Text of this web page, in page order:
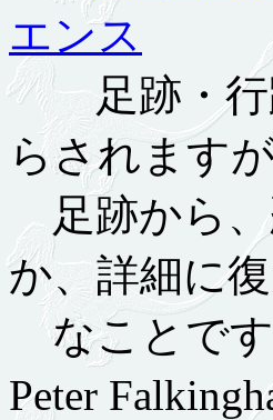
エンス
足跡・行跡
らされます
足跡から、
か、詳細に
なことです
Peter